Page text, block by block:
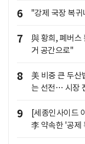
6 "강제 국장 복
7
與 황희, 폐버
거 공간으로"
8
美 비중 큰 두산
는 선전… 시장
9
[세종인사이드
李 약속한 '공제